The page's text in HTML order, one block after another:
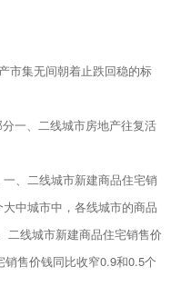
集无间朝着止跌回稳的标
一、二线城市房地产往复活
、二线城市新建商品住宅销
中城市中，各线城市的商品
二线城市新建商品住宅销售价
售价钱同比收窄0.9和0.5个